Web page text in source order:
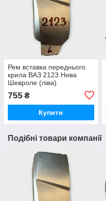
Рем вставка переднього
крила ВАЗ 2123 Нива
Шевроле (ліва)
755 ₴
Купити
Подібні товари компанії